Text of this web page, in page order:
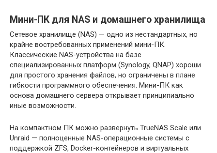
Мини-ПК для NAS и домашнего хранилища
Сетевое хранилище (NAS) — одно из нестандартных, но
крайне востребованных применений мини-ПК.
Классические NAS-устройства на базе
специализированных платформ (Synology, QNAP) хороши
для простого хранения файлов, но ограничены в плане
гибкости программного обеспечения. Мини-ПК как
основа домашнего сервера открывает принципиально
иные возможности.
На компактном ПК можно развернуть TrueNAS Scale или
Unraid — полноценные NAS-операционные системы с
поддержкой ZFS, Docker-контейнеров и виртуальных